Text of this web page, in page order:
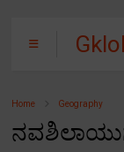
Home Geography